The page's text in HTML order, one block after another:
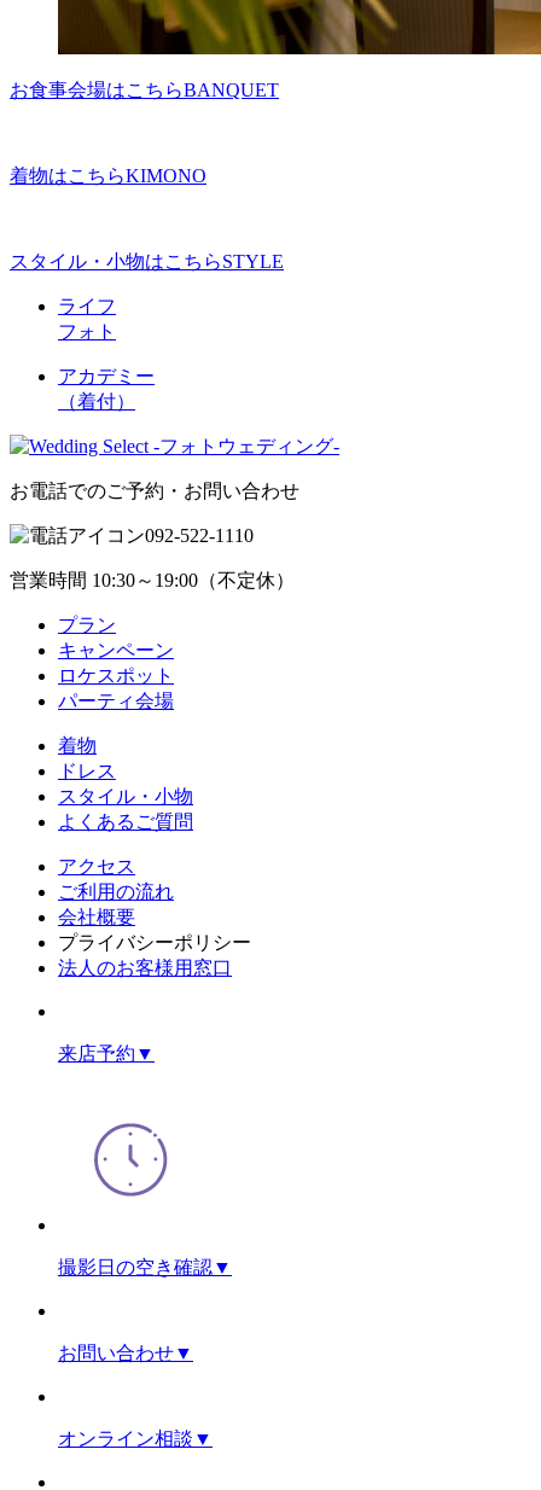
お食事会場はこちらBANQUET
着物はこちらKIMONO
スタイル・小物はこちらSTYLE
ライフ
フォト
アカデミー
（着付）
お電話でのご予約・お問い合わせ
092-522-1110
営業時間 10:30～19:00（不定休）
プラン
キャンペーン
ロケスポット
パーティ会場
着物
ドレス
スタイル・小物
よくあるご質問
アクセス
ご利用の流れ
会社概要
プライバシーポリシー
法人のお客様用窓口
来店予約 ▼
撮影日の空き確認▼
お問い合わせ▼
オンライン相談 ▼